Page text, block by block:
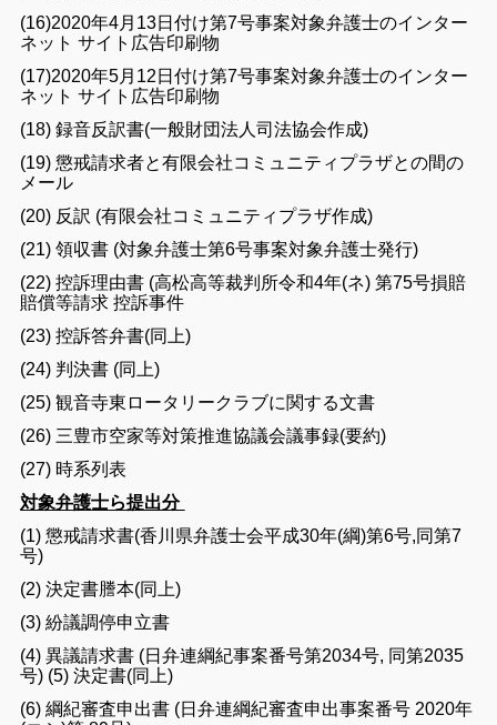
(16)2020年4月 13日付け第7号事案対象弁護士のインター
ネットサイト 広告印刷物
(17)2020年5月 12 日付け第7号事案対象弁護士のインター
ネットサイト 広告印刷物
(18)録音反訳書(一般財団法人司法協会作成)
(19)懲戒請求者と有限会社コミュニティ プラザとの間の
メール
(20) 反訳 (有限会社コミュニティ プラザ作成)
(21)領収書 (対象弁護士第6号事案対象弁護士発行)
(22)控訴理由書 (高松高等裁判 所令和4年(ネ)第75号損賠
賠償等請求控訴事件
(23)控訴答弁書(同上)
(24) 判決書 (同上)
(25)観音寺東 ロータリークラブに関する文書
(26) 三豊市空家等対策推進協議会議事録(要約)
(27) 時系列表
対象弁護士ら提出分
(1) 懲戒請求書(香川 県弁護士会平成30年(綱)第6号,同第7
号)
(2)決定書謄本(同上)
(3)紛議調停申立書
(4)異議請求書 (日弁連綱紀事案番号第2034号, 同第2035
号) (5)決定書(同上)
(6)綱紀審査申出書 (日弁連綱紀審査申出事案番号 2020年